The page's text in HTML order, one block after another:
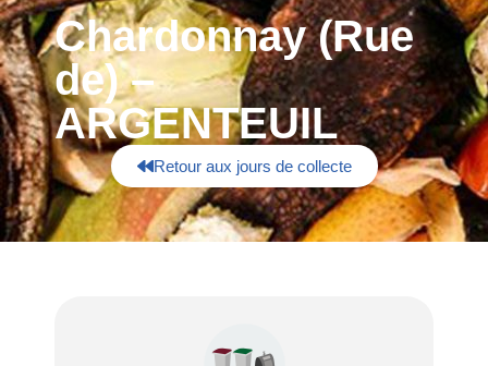
Retour aux jours de collecte
Chardonnay (Rue
de) –
ARGENTEUIL